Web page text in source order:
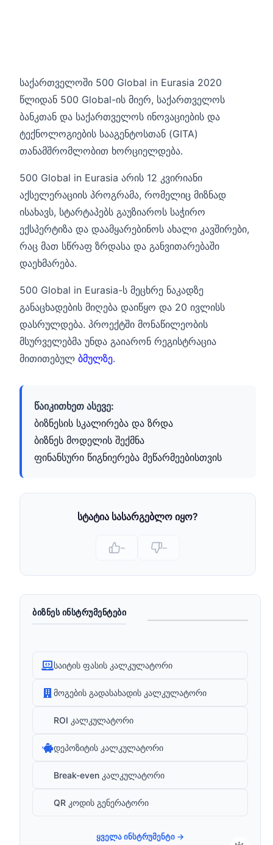
საქართველოში 500 Global in Eurasia 2020
წლიდან 500 Global-ის მიერ, საქართველოს
ბანკთან და საქართველოს ინოვაციების და
ტექნოლოგიების სააგენტოსთან (GITA)
თანამშრომლობით ხორციელდება.
500 Global in Eurasia არის 12 კვირიანი
აქსელერაციის პროგრამა, რომელიც მიზნად
ისახავს, სტარტაპებს გაუზიაროს საჭირო
ექსპერტიზა და დაამყარებინოს ახალი კავშირები,
რაც მათ სწრაფ ზრდასა და განვითარებაში
დაეხმარება.
500 Global in Eurasia-ს მეცხრე ნაკადზე
განაცხადების მიღება დაიწყო და 20 ივლისს
დასრულდება. პროექტში მონაწილეობის
მსურველებმა უნდა გაიარონ რეგისტრაცია
მითითებულ ბმულზე.
წაიკითხეთ ასევე:
ბიზნესის სკალირება და ზრდა
ბიზნეს მოდელის შექმნა
ფინანსური წიგნიერება მეწარმეებისთვის
სტატია სასარგებლო იყო?
– –
ᲑᲘᲖᲜᲔᲡ ᲘᲜᲡᲢᲠᲣᲛᲔᲜᲢᲔᲑᲘ
საიტის ფასის კალკულატორი
მოგების გადასახადის კალკულატორი
ROI კალკულატორი
დეპოზიტის კალკულატორი
Break-even კალკულატორი
QR კოდის გენერატორი
ყველა ინსტრუმენტი →